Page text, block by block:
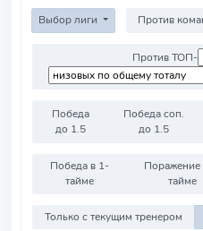
Выбор лиги
Против ТОП-
Победа
до 1.5
Победа соп.
до 1.5
Победа в 1-
тайме
Поражение
тайме
Только с текущим тренером